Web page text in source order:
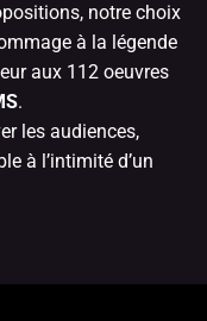
notre choix
à la légende
aux 112 oeuvres
.
les audiences,
à l’intimité d’un